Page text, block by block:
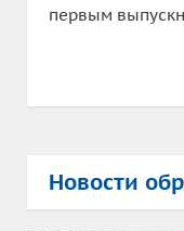
первым
Новости